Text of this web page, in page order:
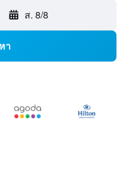
ส. 8/8
า